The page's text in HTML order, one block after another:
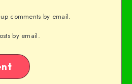
comments by email.
by email.